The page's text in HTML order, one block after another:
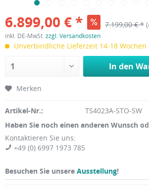
6.899,00 € * 7.199,00 € *
inkl. DE-MwSt. zzgl. Versandkosten
Unverbindliche Lieferzeit 14-18 Wochen
In den
Merken
Artikel-Nr.:
TS4023A-STO-SW
Haben Sie noch einen anderen Wunsch
Kontaktieren Sie uns:
+49 (0) 6997 1973 785
Besuchen Sie unsere Ausstellung!